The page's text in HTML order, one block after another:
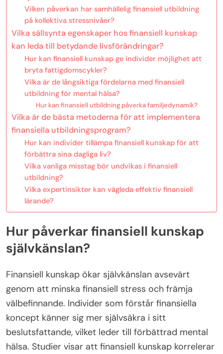
Vilken påverkan har samhällelig finansiell utbildning
på kollektiva stressnivåer?
Vilka sällsynta egenskaper hos finansiell kunskap
kan leda till betydande livsförändringar?
Hur kan finansiell kunskap ge individer möjlighet att
bryta fattigdomscykler?
Vilka är de långsiktiga fördelarna med finansiell
utbildning för mental hälsa?
Hur kan finansiell utbildning påverka familjedynamik?
Vilka är de bästa metoderna för att implementera
finansiella utbildningsprogram?
Hur kan individer tillämpa finansiell kunskap för att
förbättra sina dagliga liv?
Vilka vanliga misstag bör undvikas i finansiell
utbildning?
Vilka expertinsikter kan vägleda effektiv finansiell
lärande?
Hur påverkar finansiell kunskap
självkänslan?
Finansiell kunskap ökar självkänslan avsevärt
genom att minska finansiell stress och främja
välbefinnande. Individer som förstår finansiella
koncept känner sig mer självsäkra i sitt
beslutsfattande, vilket leder till förbättrad mental
hälsa. Studier visar att finansiell kunskap korrelerar